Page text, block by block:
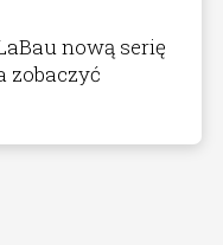
nową serię
zobaczyć